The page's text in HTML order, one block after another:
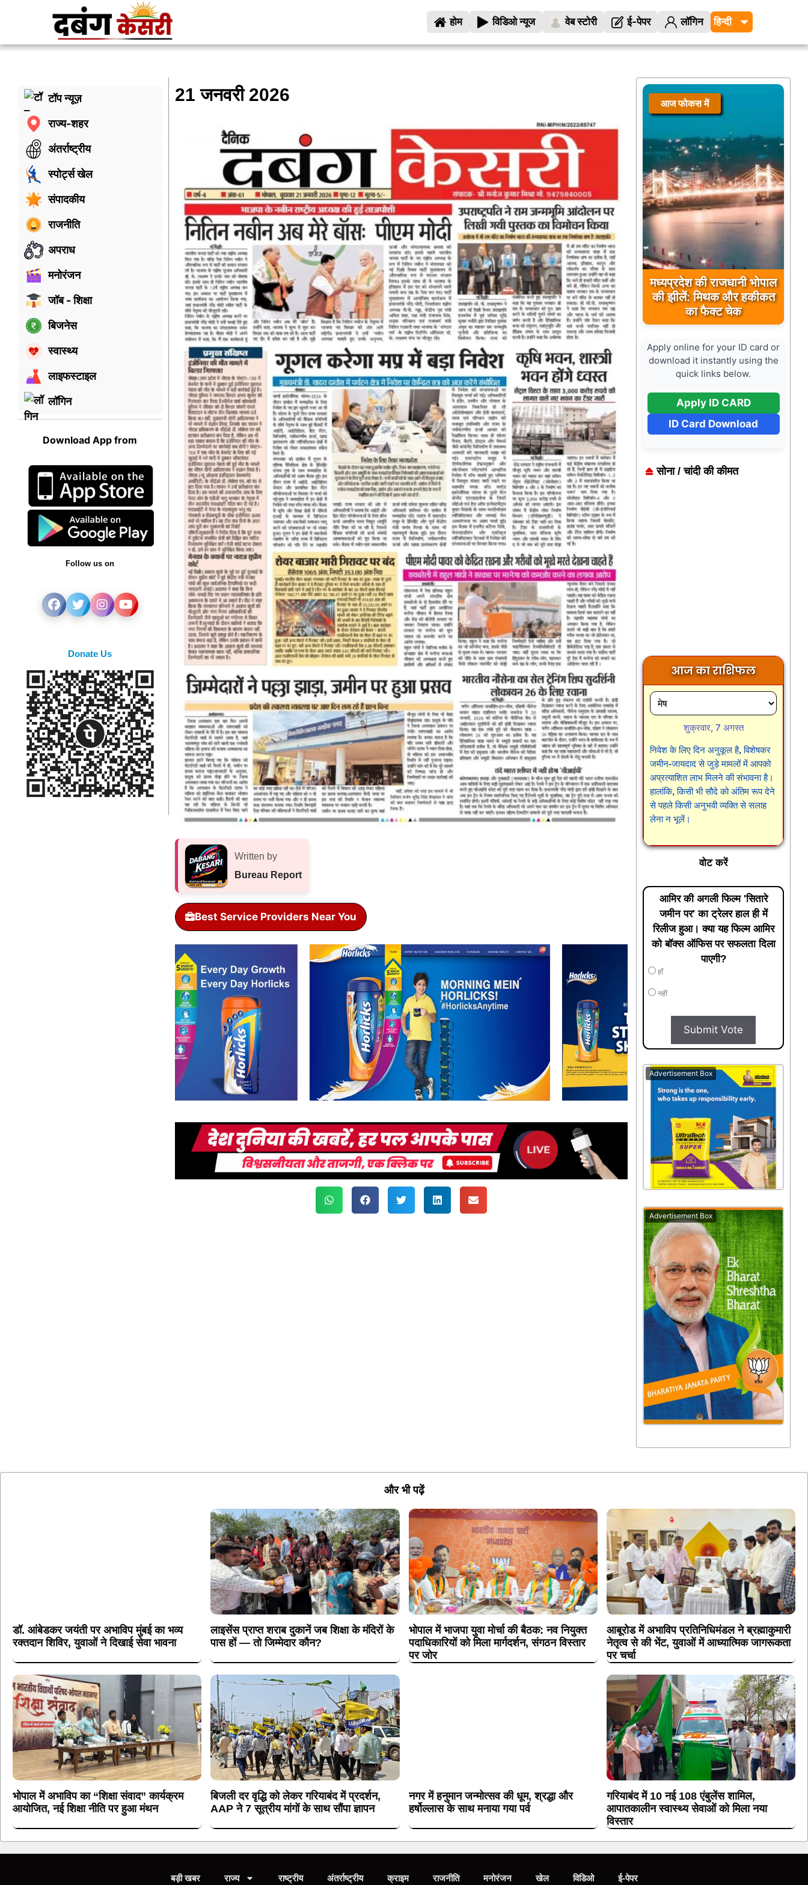
होम विडिओ न्यूज वेब स्टोरी ई-पेपर लॉगिन
टॉप न्यूज़
राज्य-शहर
अंतर्राष्ट्रीय
स्पोर्ट्स खेल
संपादकीय
राजनीति
अपराध
मनोरंजन
जॉब - शिक्षा
बिजनेस
स्वास्थ्य
लाइफस्टाइल
लॉगिन
Download App from
Follow us on
Donate Us
21 जनवरी 2026
Written by
Bureau Report
Best Service Providers Near You
आज फोकस में
मुख्यमंत्री डॉ. मोहन यादव ने
मऊगंज के बहुती जलप्रपात का
अवलोकन कर पर्यटन विकास
की दिशा में उठाया कदम
Apply online for your ID card or
download it instantly using the
quick links below.
Apply ID CARD
ID Card Download
सोना / चांदी की कीमत
आज का राशिफल
शुक्रवार, 7 अगस्त
निवेश के लिए दिन अनुकूल है, विशेषकर
जमीन-जायदाद से जुड़े मामलों में आपको
अप्रत्याशित लाभ मिलने की संभावना है।
हालांकि, किसी भी सौदे को अंतिम रूप देने
से पहले किसी अनुभवी व्यक्ति से सलाह
लेना न भूलें।
वोट करें
आमिर की अगली फिल्म 'सितारे
जमीन पर' का ट्रेलर हाल ही में
रिलीज हुआ। क्या यह फिल्म आमिर
को बॉक्स ऑफिस पर सफलता दिला
पाएगी?
हाँ
नहीं
Submit Vote
Advertisement Box
Advertisement Box
और भी पढ़ें
डॉ. आंबेडकर जयंती पर अभाविप मुंबई का भव्य
रक्तदान शिविर, युवाओं ने दिखाई सेवा भावना
लाइसेंस प्राप्त शराब दुकानें जब शिक्षा के मंदिरों के
पास हों — तो जिम्मेदार कौन?
भोपाल में भाजपा युवा मोर्चा की बैठक: नव नियुक्त
पदाधिकारियों को मिला मार्गदर्शन, संगठन विस्तार
पर जोर
आबूरोड में अभाविप प्रतिनिधिमंडल ने ब्रह्माकुमारी
नेतृत्व से की भेंट, युवाओं में आध्यात्मिक जागरूकता
पर चर्चा
भोपाल में अभाविप का “शिक्षा संवाद” कार्यक्रम
आयोजित, नई शिक्षा नीति पर हुआ मंथन
बिजली दर वृद्धि को लेकर गरियाबंद में प्रदर्शन,
AAP ने 7 सूत्रीय मांगों के साथ सौंपा ज्ञापन
नगर में हनुमान जन्मोत्सव की धूम, श्रद्धा और
हर्षोल्लास के साथ मनाया गया पर्व
गरियाबंद में 10 नई 108 एंबुलेंस शामिल,
आपातकालीन स्वास्थ्य सेवाओं को मिला नया
विस्तार
बड़ी खबर राज्य राष्ट्रीय अंतर्राष्ट्रीय क्राइम राजनीति मनोरंजन खेल विडिओ ई-पेपर